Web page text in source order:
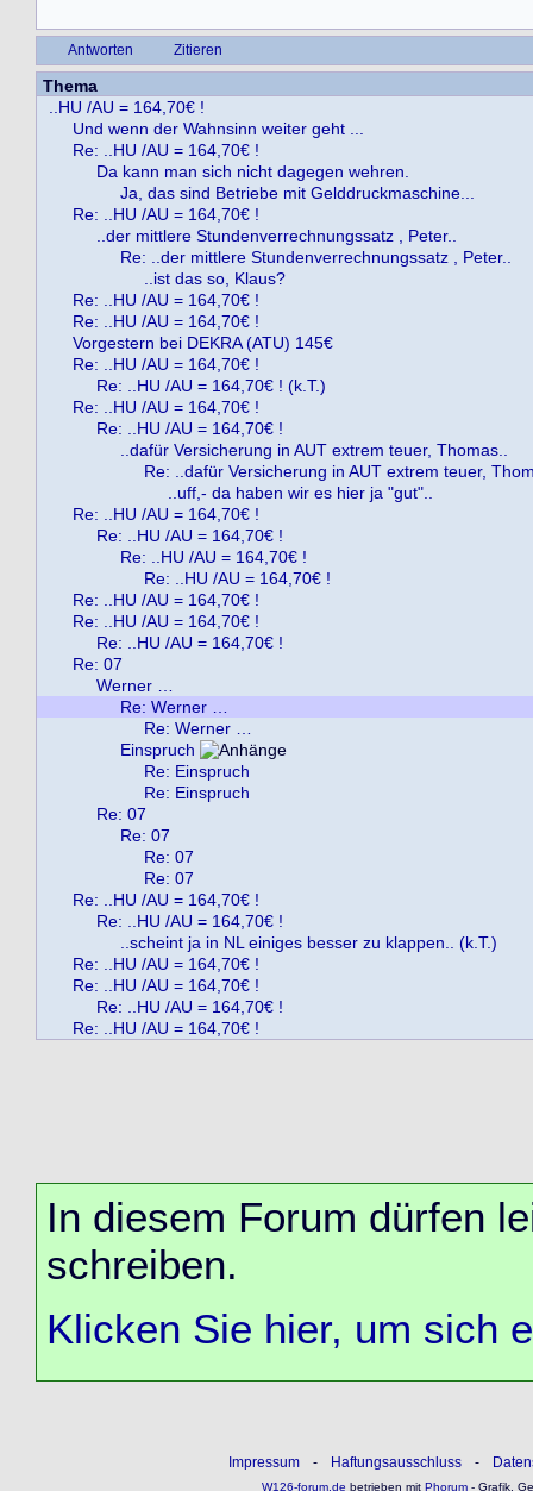
Antworten Zitieren
Thema
..HU /AU = 164,70€ !
Und wenn der Wahnsinn weiter geht ...
Re: ..HU /AU = 164,70€ !
Da kann man sich nicht dagegen wehren.
Ja, das sind Betriebe mit Gelddruckmaschine...
Re: ..HU /AU = 164,70€ !
..der mittlere Stundenverrechnungssatz , Peter..
Re: ..der mittlere Stundenverrechnungssatz , Peter..
..ist das so, Klaus?
Re: ..HU /AU = 164,70€ !
Re: ..HU /AU = 164,70€ !
Vorgestern bei DEKRA (ATU) 145€
Re: ..HU /AU = 164,70€ !
Re: ..HU /AU = 164,70€ ! (k.T.)
Re: ..HU /AU = 164,70€ !
Re: ..HU /AU = 164,70€ !
..dafür Versicherung in AUT extrem teuer, Thomas..
Re: ..dafür Versicherung in AUT extrem teuer,
..uff,- da haben wir es hier ja "gut"..
Re: ..HU /AU = 164,70€ !
Re: ..HU /AU = 164,70€ !
Re: ..HU /AU = 164,70€ !
Re: ..HU /AU = 164,70€ !
Re: ..HU /AU = 164,70€ !
Re: ..HU /AU = 164,70€ !
Re: ..HU /AU = 164,70€ !
Re: 07
Werner …
Re: Werner …
Re: Werner …
Einspruch
Re: Einspruch
Re: Einspruch
Re: 07
Re: 07
Re: 07
Re: 07
Re: ..HU /AU = 164,70€ !
Re: ..HU /AU = 164,70€ !
..scheint ja in NL einiges besser zu klappen.. (k.T.)
Re: ..HU /AU = 164,70€ !
Re: ..HU /AU = 164,70€ !
Re: ..HU /AU = 164,70€ !
Re: ..HU /AU = 164,70€ !
In diesem Forum dürfen
schreiben.
Klicken Sie hier, um sich
Impressum - Haftungsausschluss -
W126-forum.de betrieben mitPhorum- Grafik,